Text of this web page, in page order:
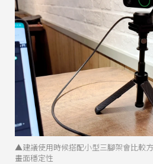
▲建議使用時候搭配小型三腳架會比較
畫面穩定性